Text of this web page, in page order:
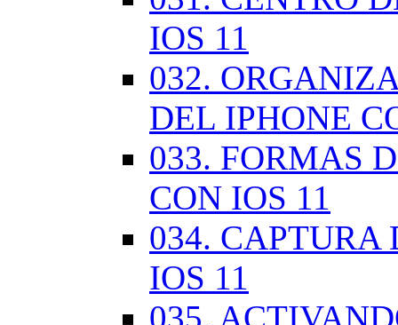
IOS 11
032.
DEL IPHONE
033. FORMAS
CON IOS 11
034. CAPTURA
IOS 11
035.